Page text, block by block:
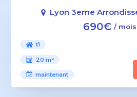
Lyon 3eme
690€ /
t1
20 m²
maintenant